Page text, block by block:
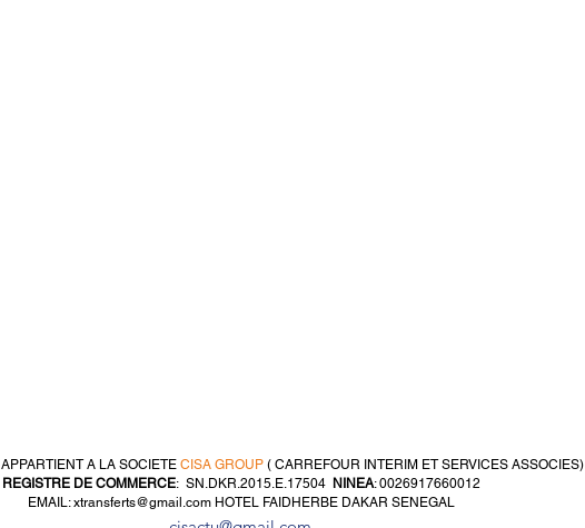
APPARTIENT A LA SOCIETECISA GROUP( CARREFOUR INTERIM ET SERVICES ASSOCIES)
REGISTRE DE COMMERCE: SN.DKR.2015.E.17504 NINEA: 0026917660012
EMAIL:xtransferts@gmail.com HOTEL FAIDHERBE DAKAR SENEGAL